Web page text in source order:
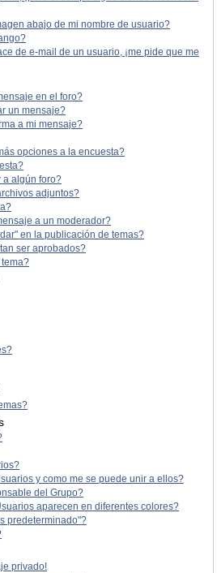
abajo de mi nombre de usuario?
de e-mail de un usuario, ¡me pide que me
en el foro?
un mensaje?
a mi mensaje?
opciones a la encuesta?
a algún foro?
adjuntos?
a un moderador?
en la publicación de temas?
ser aprobados?
y como me se puede unir a ellos?
del Grupo?
aparecen en diferentes colores?
predeterminado"?
privado!